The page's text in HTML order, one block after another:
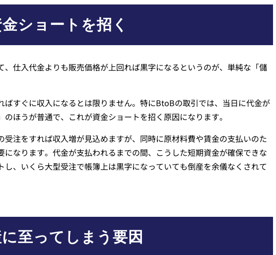
ショートを招く
、仕入代金よりも販売価格が上回れば黒字になるというのが、単純な「儲
ばすぐに収入になるとは限りません。特にBtoBの取引では、当日に代金が
のほうが普通で、これが資金ショートを招く原因になります。
受注をすれば収入増が見込めますが、同時に原材料費や賃金の支払いのた
になります。代金が支払われるまでの間、こうした短期資金が確保できな
し、いくら大型受注で帳簿上は黒字になっていても倒産を余儀なくされて
至ってしまう要因